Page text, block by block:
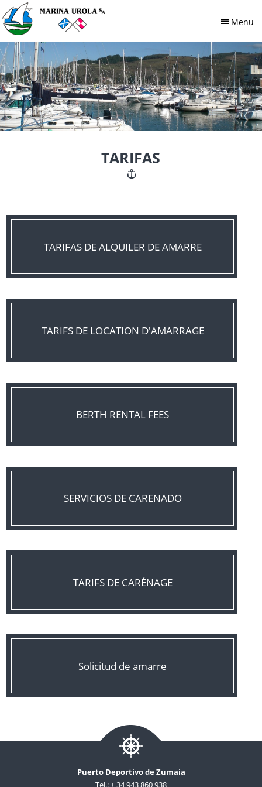
Pasar al contenido principal
Menu
TARIFAS.JPG
TARIFAS
TARIFAS DE ALQUILER DE AMARRE
TARIFS DE LOCATION D'AMARRAGE
BERTH RENTAL FEES
SERVICIOS DE CARENADO
TARIFS DE CARÉNAGE
Solicitud de amarre
Puerto Deportivo de Zumaia
Tel.: + 34 943 860 938